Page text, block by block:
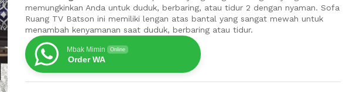
memungkinkan Anda untuk duduk, berbaring, atau tidur 2 dengan nyaman. Sofa
Ruang TV Batson ini memiliki lengan atas bantal yang sangat mewah untuk
menambah kenyamanan saat duduk, berbaring atau tidur.
Mbak Mimin Online
Order WA